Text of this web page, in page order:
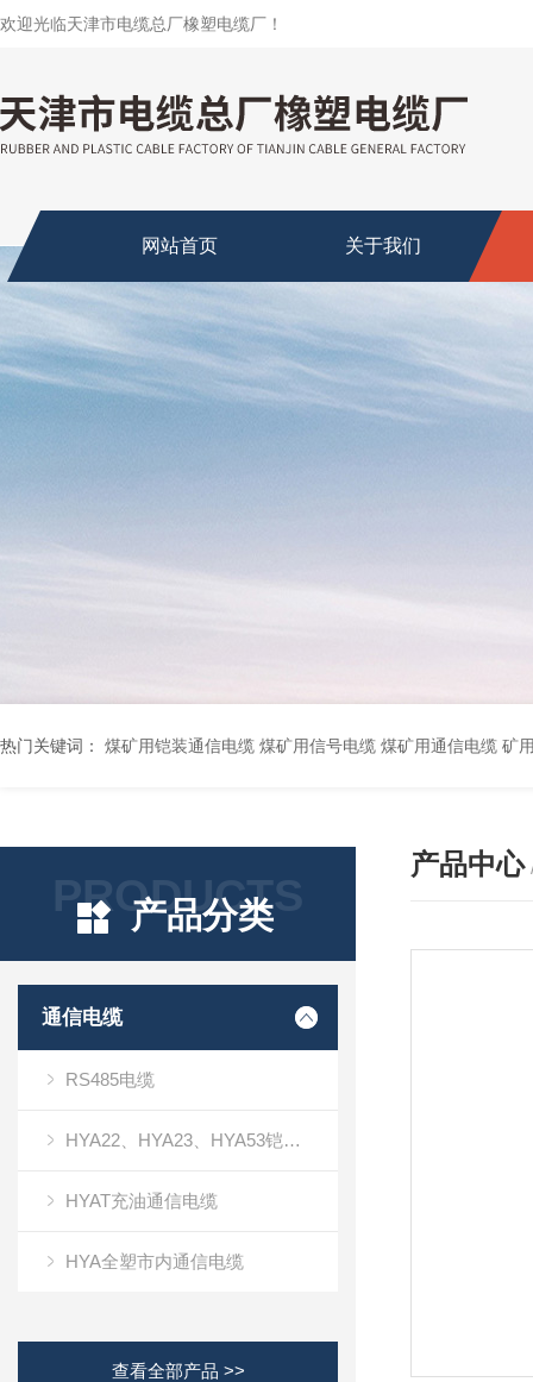
欢迎光临天津市电缆总厂橡塑电缆厂！
网站首页 关于我们
热门关键词： 煤矿用铠装通信电缆 煤矿用信号电缆 煤矿用通信电缆 矿用阻燃通信电缆 矿用监控电缆 矿用通信电缆 橡套软电缆YZ-3*1.5+1 YCW橡胶电缆3*10+1*6 船用橡套软电缆CEFR-3*2.5 煤矿用移动橡套软电缆MY3*4+1*4
PRODUCTS
产品分类
通信电缆
RS485电缆
HYA22、HYA23、HYA53铠装通信电缆
HYAT充油通信电缆
HYA全塑市内通信电缆
查看全部产品 >>
产品中心